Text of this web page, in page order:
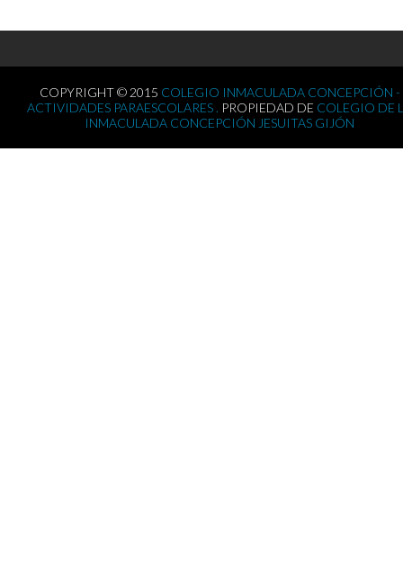
COPYRIGHT © 2015 COLEGIO INMACULADA CONCEPCIÓN -
ACTIVIDADES PARAESCOLARES . PROPIEDAD DE COLEGIO DE
INMACULADA CONCEPCIÓN JESUITAS GIJÓN